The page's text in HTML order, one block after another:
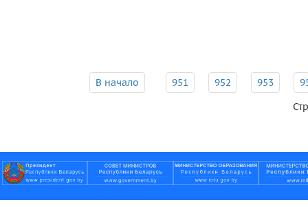
В начало 951 952 953